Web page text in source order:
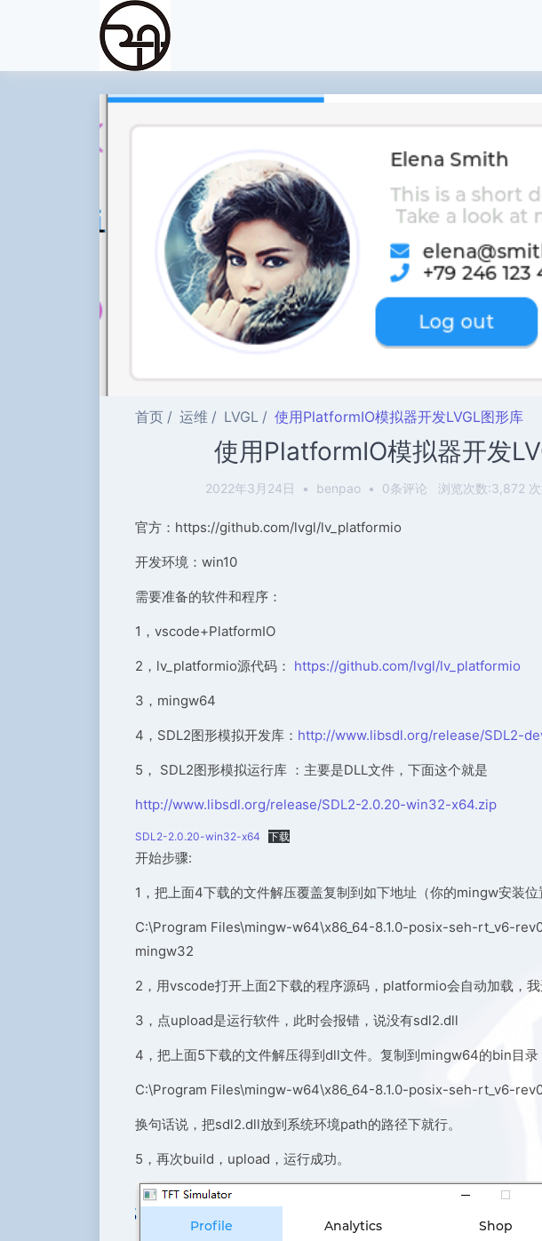
首页 运维 LVGL 使用PlatformIO模拟器开发LVGL图形库
使用PlatformIO模拟器开发
2022年3月24日 • benpao • 0条评论 浏览次数:3,872
官方：https://github.com/lvgl/lv_platformio
开发环境：win10
需要准备的软件和程序：
1，vscode+PlatformIO
2，lv_platformio源代码： https://github.com/lvgl/lv_platformio
3，mingw64
4，SDL2图形模拟开发库： http://www.libsdl.org/release/SDL2-
5， SDL2图形模拟运行库 ：主要是DLL文件，下面这个就是
http://www.libsdl.org/release/SDL2-2.0.20-win32-x64.zip
SDL2-2.0.20-win32-x64 下载
开始步骤:
1，把上面4下载的文件解压覆盖复制到如下地址（你的mingw安装位
C:\Program Files\mingw-w64\x86_64-8.1.0-posix-seh-rt_v6-
mingw32
2，用vscode打开上面2下载的程序源码，platformio会自动加载，我
3，点upload是运行软件，此时会报错，说没有sdl2.dll
4，把上面5下载的文件解压得到dll文件。复制到mingw64的bin目录
C:\Program Files\mingw-w64\x86_64-8.1.0-posix-seh-rt_v6-
换句话说，把sdl2.dll放到系统环境path的路径下就行。
5，再次build，upload，运行成功。